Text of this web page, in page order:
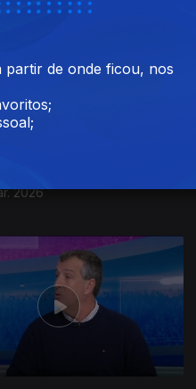
2026
partir de onde ficou, nos